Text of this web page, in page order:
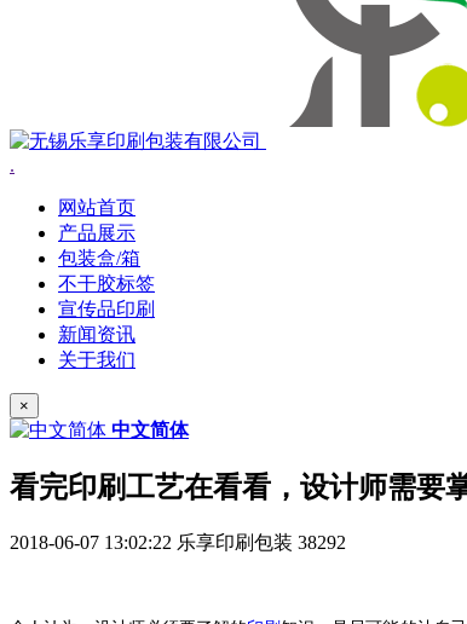
.
网站首页
产品展示
包装盒/箱
不干胶标签
宣传品印刷
新闻资讯
关于我们
×
中文简体
看完印刷工艺在看看，设计师需要
2018-06-07 13:02:22 乐享印刷包装 38292